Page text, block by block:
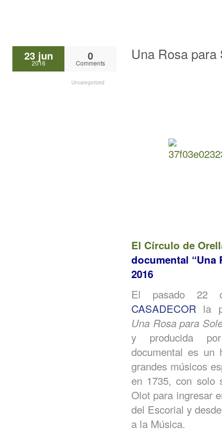
23 jun
2016
0
Comments
Uncategorized
Una Rosa para
El Círculo de
documental “Una
2016
El pasado 22
CASADECOR la
Una Rosa para
y producida
documental es un
grandes músicos
en 1735, con solo
Olot para ingresar
del Escorial y
a la Música.